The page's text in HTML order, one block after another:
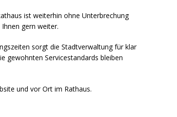
ist weiterhin ohne Unterbrechung
gern weiter.
sorgt die Stadtverwaltung für klar
gewohnten Servicestandards bleiben
und vor Ort im Rathaus.